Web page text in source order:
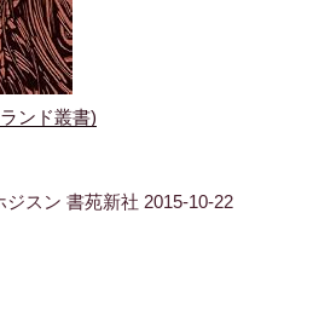
ンド叢書)
スン 書苑新社 2015-10-22